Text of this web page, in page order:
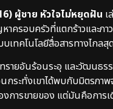
ผู้ชาย หัวใจไม่หยุดฝัน เ
อบครัวที่แตกร้าวและภาว
บเทคโนโลยีสื่อสารทางไก
ทรายอันร้อนระอุ และวัฒ
นกระทั่งเขาได้พบกับมิต
งการขายของ แต่มันคือกา